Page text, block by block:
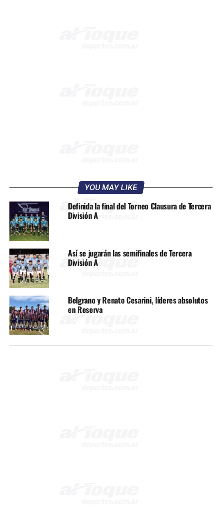
YOU MAY LIKE
Definida la final del Torneo Clausura de Tercera
División A
Así se jugarán las semifinales de Tercera
División A
Belgrano y Renato Cesarini, líderes absolutos
en Reserva